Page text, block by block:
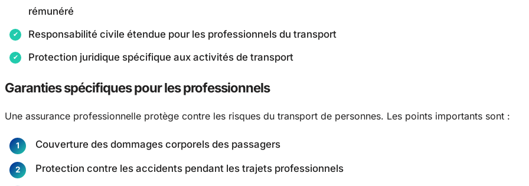
rémunéré
Responsabilité civile étendue pour les professionnels du transport
Protection juridique spécifique aux activités de transport
Garanties spécifiques pour les professionnels
Une assurance professionnelle protège contre les risques du transport de personnes. Les points importants sont :
Couverture des dommages corporels des passagers
Protection contre les accidents pendant les trajets professionnels